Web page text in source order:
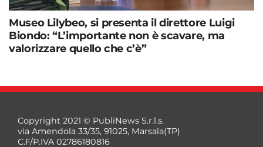
Museo Lilybeo, si presenta il direttore Luigi
Biondo: “L’importante non è scavare, ma
valorizzare quello che c’è”
Copyright 2021 © PubliNews S.r.l.s.
via Amendola 33/35, 91025, Marsala(TP)
C.F/P.IVA 02786180816